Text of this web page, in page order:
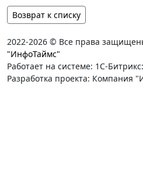
Возврат к списку
2022-2026 © Все права
"ИнфоТаймс"
Работает на системе: 1С-
Разработка проекта: Компания